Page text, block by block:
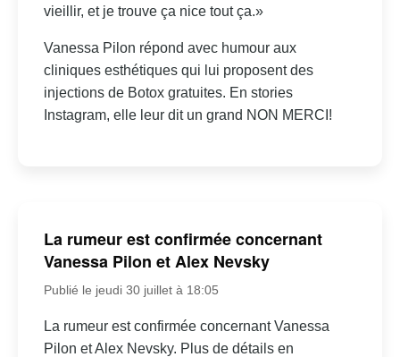
vieillir, et je trouve ça nice tout ça.»
Vanessa Pilon répond avec humour aux
cliniques esthétiques qui lui proposent des
injections de Botox gratuites. En stories
Instagram, elle leur dit un grand NON MERCI!
La rumeur est confirmée concernant
Vanessa Pilon et Alex Nevsky
Publié le jeudi 30 juillet à 18:05
La rumeur est confirmée concernant Vanessa
Pilon et Alex Nevsky. Plus de détails en